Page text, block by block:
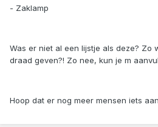
- Zaklamp
Was er niet al een lijstje als deze? Zo
draad geven?! Zo nee, kun je m
Hoop dat er nog meer mensen iets